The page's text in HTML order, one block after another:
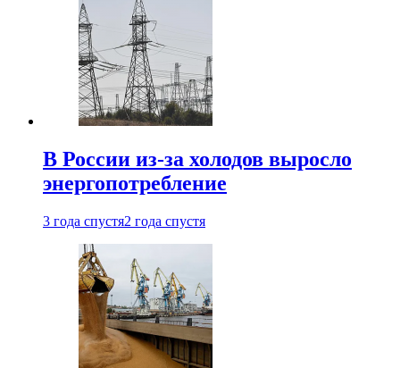
В России из-за холодов выросло
энергопотребление
3 года спустя2 года спустя